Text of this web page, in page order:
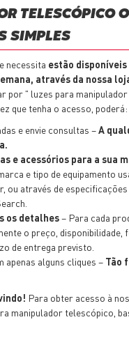
TELESCÓPICO
SIMPLES
necessita estão
através da nossa
por " luzes para
que tenha o acesso, poderá:
e envie consultas –A
e acessórios para a sua
e tipo de equipamento
ou através de
os detalhes– Para cada
o preço, disponibilidade,
de entrega previsto.
apenas alguns cliques – Tão
Para obter acesso à
manipulador telescópico,